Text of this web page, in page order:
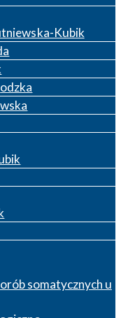
Kubik
somatycznych u